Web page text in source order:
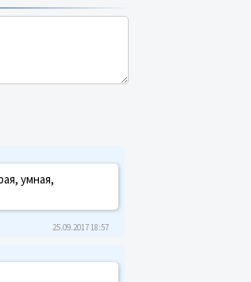
умная,
25.09.2017 18:57